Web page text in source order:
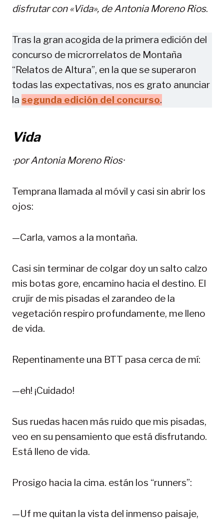
disfrutar con «Vida», deAntonia Moreno Rios.
Tras la gran acogida de la primera edición del
concurso de microrrelatos de Montaña
“Relatos de Altura”, en la que se superaron
todas las expectativas, nos es grato anunciar
la segunda edición del concurso.
Vida
·porAntonia Moreno Rios·
Temprana llamada al móvil y casi sin abrir los
ojos:
—Carla, vamos a la montaña.
Casi sin terminar de colgar doy un salto calzo
mis botas gore, encamino hacia el destino. El
crujir de mis pisadas el zarandeo de la
vegetación respiro profundamente, me lleno
de vida.
Repentinamente una BTT pasa cerca de mí:
—eh! ¡Cuidado!
Sus ruedas hacen más ruido que mis pisadas,
veo en su pensamiento que está disfrutando.
Está lleno de vida.
Prosigo hacia la cima. están los “runners”:
—Uf me quitan la vista del inmenso paisaje,